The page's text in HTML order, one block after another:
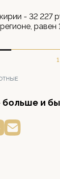
- 32 227
равен
и